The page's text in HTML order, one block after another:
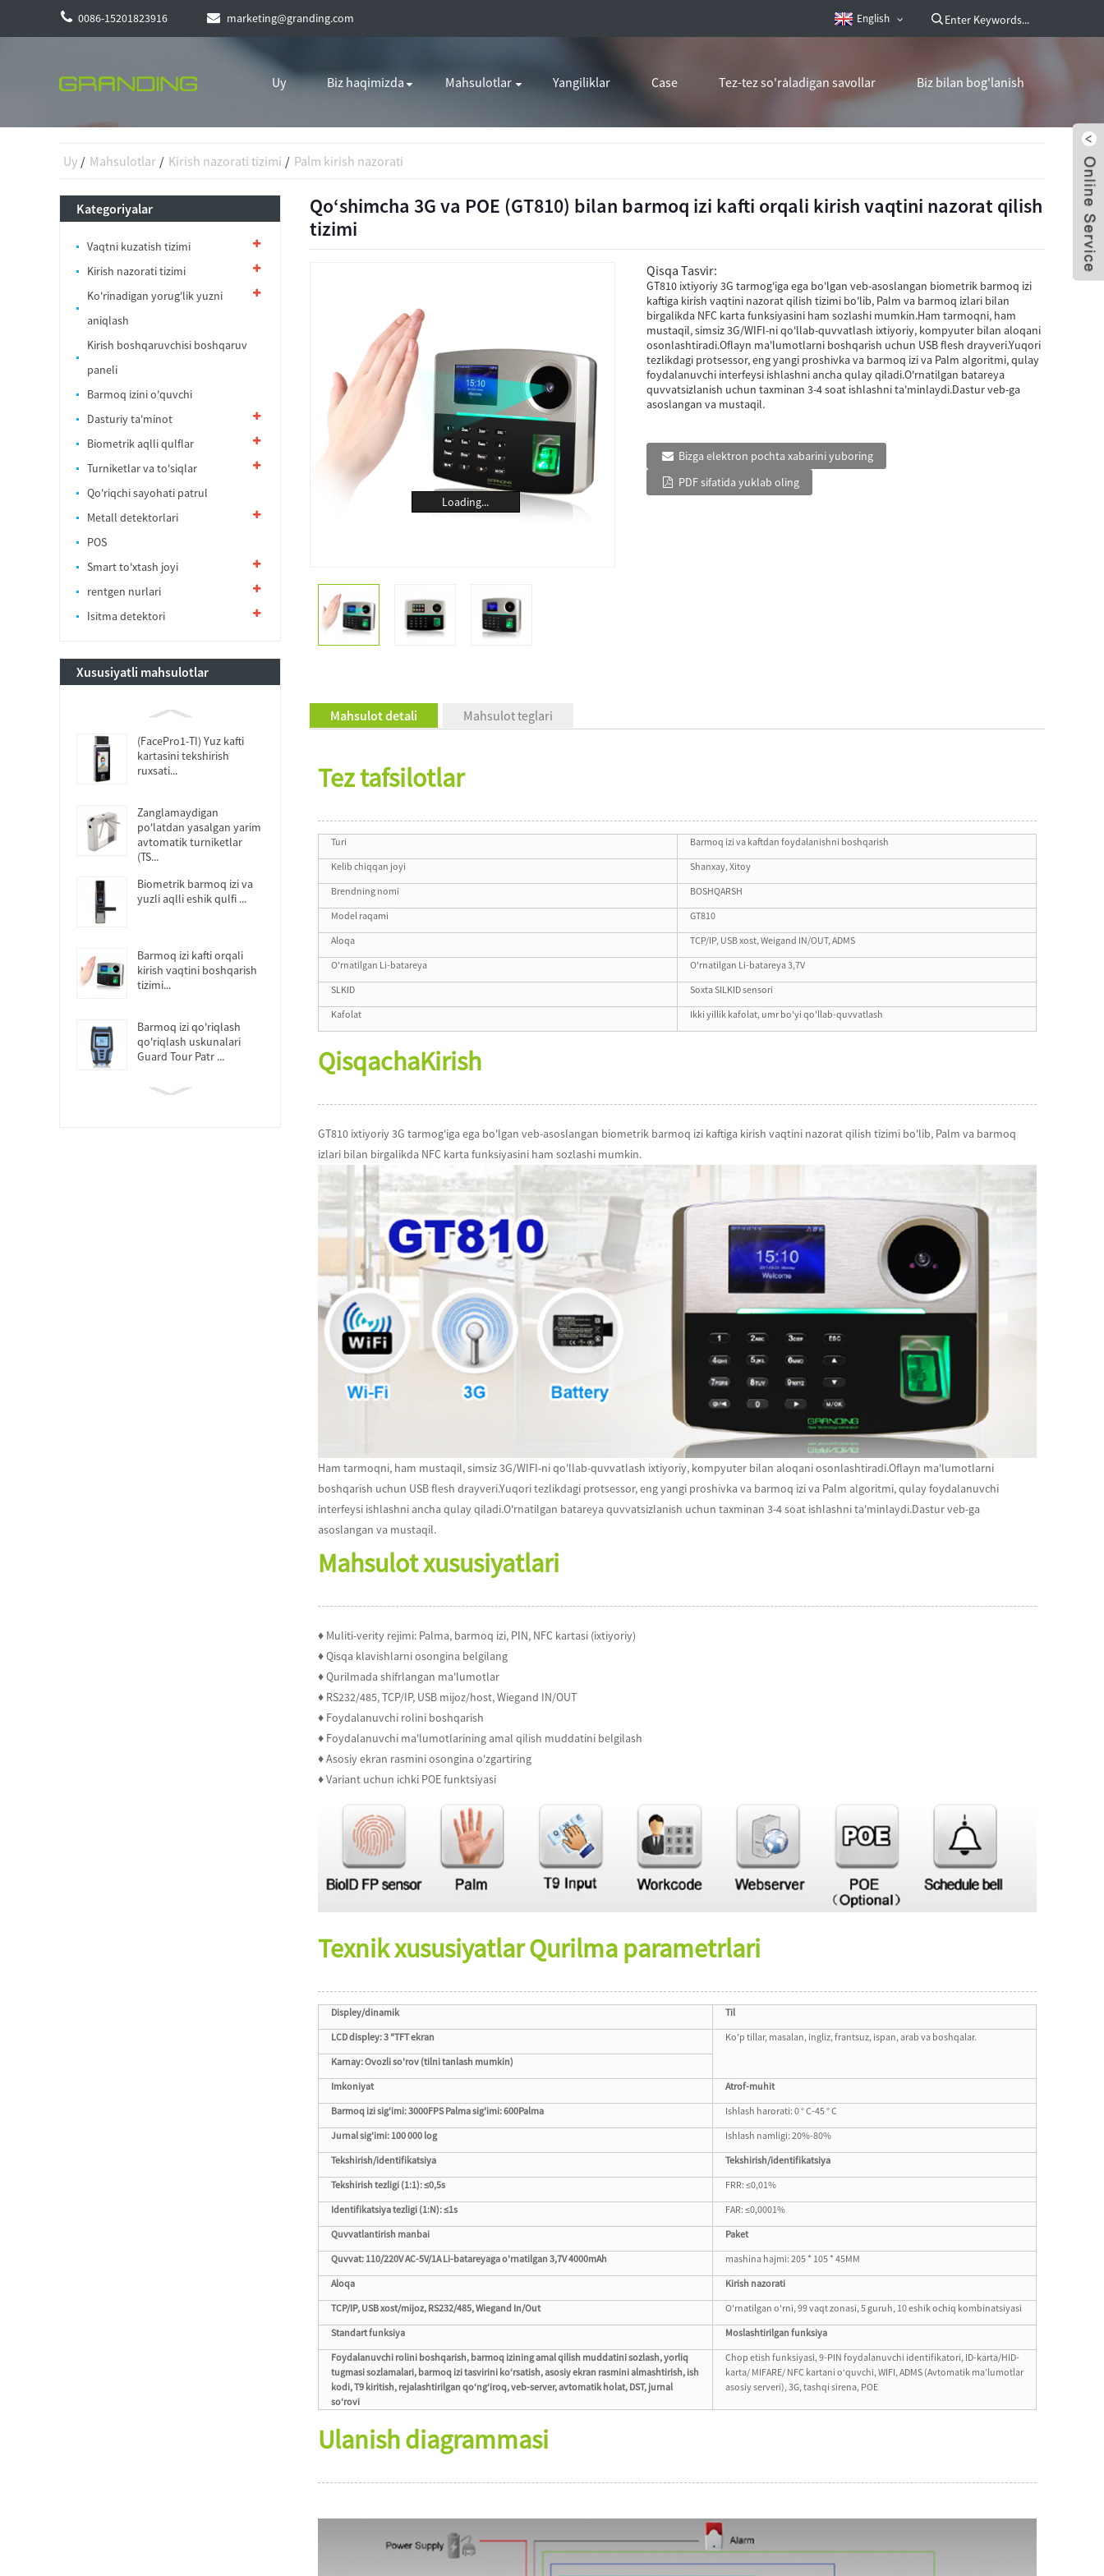
0086-15201823916 marketing@granding.com English
Uy Biz haqimizda Mahsulotlar Yangiliklar Case Tez-tez so'raladigan savollar Biz bilan bog'lanish
Uy Mahsulotlar Kirish nazorati tizimi Palm kirish nazorati
Kategoriyalar
Vaqtni kuzatish tizimi
Kirish nazorati tizimi
Ko'rinadigan yorug'lik yuzni
aniqlash
Kirish boshqaruvchisi boshqaruv
paneli
Barmoq izini o'quvchi
Dasturiy ta'minot
Biometrik aqlli qulflar
Turniketlar va to'siqlar
Qo'riqchi sayohati patrul
Metall detektorlari
POS
Smart to'xtash joyi
rentgen nurlari
Isitma detektori
Xususiyatli mahsulotlar
(FacePro1-TI) Yuz kafti
kartasini tekshirish
ruxsati...
Zanglamaydigan
po'latdan yasalgan yarim
avtomatik turniketlar
(TS...
Biometrik barmoq izi va
yuzli aqlli eshik qulfi ...
Barmoq izi kafti orqali
kirish vaqtini boshqarish
tizimi...
Barmoq izi qo'riqlash
qo'riqlash uskunalari
Guard Tour Patr ...
Qo‘shimcha 3G va POE (GT810) bilan barmoq izi kafti orqali kirish vaqtini nazorat qilish
tizimi
Loading...
Qisqa Tasvir:
GT810 ixtiyoriy 3G tarmog'iga ega bo'lgan veb-asoslangan biometrik barmoq izi
kaftiga kirish vaqtini nazorat qilish tizimi bo'lib, Palm va barmoq izlari bilan
birgalikda NFC karta funksiyasini ham sozlashi mumkin.Ham tarmoqni, ham
mustaqil, simsiz 3G/WIFI-ni qo'llab-quvvatlash ixtiyoriy, kompyuter bilan aloqani
osonlashtiradi.Oflayn ma'lumotlarni boshqarish uchun USB flesh drayveri.Yuqori
tezlikdagi protsessor, eng yangi proshivka va barmoq izi va Palm algoritmi, qulay
foydalanuvchi interfeysi ishlashni ancha qulay qiladi.O'rnatilgan batareya
quvvatsizlanish uchun taxminan 3-4 soat ishlashni ta'minlaydi.Dastur veb-ga
asoslangan va mustaqil.
Bizga elektron pochta xabarini yuboring
PDF sifatida yuklab oling
Mahsulot detali Mahsulot teglari
Tez tafsilotlar
Turi
Barmoq izi va kaftdan foydalanishni boshqarish
Kelib chiqqan joyi
Shanxay, Xitoy
Brendning nomi
BOSHQARSH
Model raqami
GT810
Aloqa
TCP/IP, USB xost, Weigand IN/OUT, ADMS
O'rnatilgan Li-batareya
O'rnatilgan Li-batareya 3,7V
SLKID
Soxta SILKID sensori
Kafolat
Ikki yillik kafolat, umr bo'yi qo'llab-quvvatlash
QisqachaKirish
GT810 ixtiyoriy 3G tarmog'iga ega bo'lgan veb-asoslangan biometrik barmoq izi kaftiga kirish vaqtini nazorat qilish tizimi bo'lib, Palm va barmoq
izlari bilan birgalikda NFC karta funksiyasini ham sozlashi mumkin.
Ham tarmoqni, ham mustaqil, simsiz 3G/WIFI-ni qo'llab-quvvatlash ixtiyoriy, kompyuter bilan aloqani osonlashtiradi.Oflayn ma'lumotlarni
boshqarish uchun USB flesh drayveri.Yuqori tezlikdagi protsessor, eng yangi proshivka va barmoq izi va Palm algoritmi, qulay foydalanuvchi
interfeysi ishlashni ancha qulay qiladi.O'rnatilgan batareya quvvatsizlanish uchun taxminan 3-4 soat ishlashni ta'minlaydi.Dastur veb-ga
asoslangan va mustaqil.
Mahsulot xususiyatlari
♦ Muliti-verity rejimi: Palma, barmoq izi, PIN, NFC kartasi (ixtiyoriy)
♦ Qisqa klavishlarni osongina belgilang
♦ Qurilmada shifrlangan ma'lumotlar
♦ RS232/485, TCP/IP, USB mijoz/host, Wiegand IN/OUT
♦ Foydalanuvchi rolini boshqarish
♦ Foydalanuvchi ma'lumotlarining amal qilish muddatini belgilash
♦ Asosiy ekran rasmini osongina o'zgartiring
♦ Variant uchun ichki POE funktsiyasi
Texnik xususiyatlar Qurilma parametrlari
Displey/dinamik
Til
LCD displey: 3 "TFT ekran
Ko'p tillar, masalan, ingliz, frantsuz, ispan, arab va boshqalar.
Karnay: Ovozli so'rov (tilni tanlash mumkin)
Imkoniyat
Atrof-muhit
Barmoq izi sig'imi: 3000FPS Palma sig'imi: 600Palma
Ishlash harorati: 0 ° C-45 ° C
Jurnal sig'imi: 100 000 log
Ishlash namligi: 20%-80%
Tekshirish/identifikatsiya
Tekshirish/identifikatsiya
Tekshirish tezligi (1:1): ≤0,5s
FRR: ≤0,01%
Identifikatsiya tezligi (1:N): ≤1s
FAR: ≤0,0001%
Quvvatlantirish manbai
Paket
Quvvat: 110/220V AC-5V/1A Li-batareyaga o'rnatilgan 3,7V 4000mAh
mashina hajmi: 205 * 105 * 45MM
Aloqa
Kirish nazorati
TCP/IP, USB xost/mijoz, RS232/485, Wiegand In/Out
O'rnatilgan o'rni, 99 vaqt zonasi, 5 guruh, 10 eshik ochiq kombinatsiyasi
Standart funksiya
Moslashtirilgan funksiya
Foydalanuvchi rolini boshqarish, barmoq izining amal qilish muddatini sozlash, yorliq
tugmasi sozlamalari, barmoq izi tasvirini ko‘rsatish, asosiy ekran rasmini almashtirish, ish
kodi, T9 kiritish, rejalashtirilgan qo‘ng‘iroq, veb-server, avtomatik holat, DST, jurnal
so‘rovi
Chop etish funksiyasi, 9-PIN foydalanuvchi identifikatori, ID-karta/HID-
karta/ MIFARE/ NFC kartani oʻquvchi, WIFI, ADMS (Avtomatik maʼlumotlar
asosiy serveri), 3G, tashqi sirena, POE
Ulanish diagrammasi